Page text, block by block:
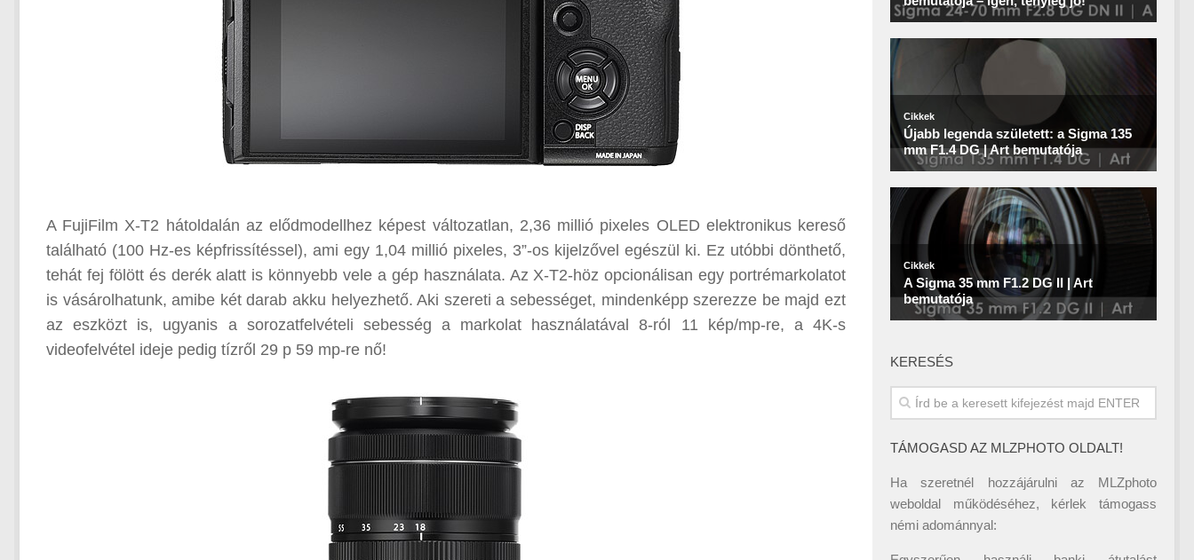
A FujiFilm X-T2 hátoldalán az elődmodellhez képest változatlan, 2,36 millió pixeles OLED elektronikus kereső
található (100 Hz-es képfrissítéssel), ami egy 1,04 millió pixeles, 3”-os kijelzővel egészül ki. Ez utóbbi dönthető,
tehát fej fölött és derék alatt is könnyebb vele a gép használata. Az X-T2-höz opcionálisan egy portrémarkolatot
is vásárolhatunk, amibe két darab akku helyezhető. Aki szereti a sebességet, mindenképp szerezze be majd ezt
az eszközt is, ugyanis a sorozatfelvételi sebesség a markolat használatával 8-ról 11 kép/mp-re, a 4K-s
videofelvétel ideje pedig tízről 29 p 59 mp-re nő!
KERESÉS
TÁMOGASD AZ MLZPHOTO OLDALT!
Ha szeretnél hozzájárulni az MLZphoto
weboldal működéséhez, kérlek támogass
némi adománnyal: